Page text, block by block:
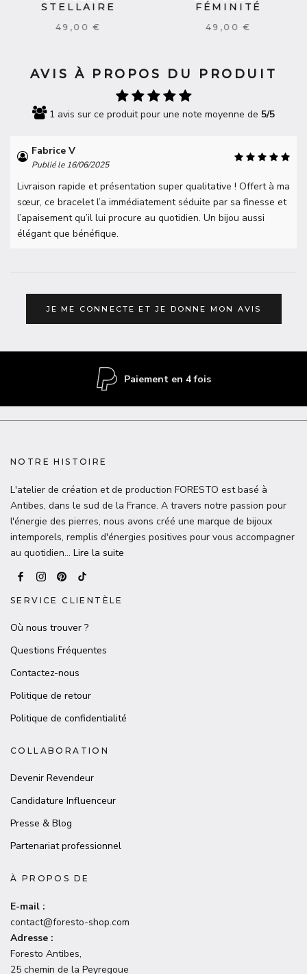
STELLAIRE
49,00 €
FÉMINITÉ
49,00 €
AVIS À PROPOS DU PRODUIT
1 avis sur ce produit pour une note moyenne de 5/5
Fabrice V
Publié le 16/06/2025
Livraison rapide et présentation super qualitative ! Offert à ma
sœur, ce bracelet l’a immédiatement séduite par sa finesse et
l’apaisement qu’il lui procure au quotidien. Un bijou aussi
élégant que bénéfique.
JE ME CONNECTE ET JE DONNE MON AVIS
Paiement en 4 fois
NOTRE HISTOIRE
L'atelier de création et de production FORESTO est basé à
Antibes, dans le sud de la France. A travers notre passion pour
l'énergie des pierres, nous avons créé une marque de bijoux
intemporels, remplis d'énergies positives pour vous accompagner
au quotidien… Lire la suite
SERVICE CLIENTÈLE
Où nous trouver ?
Questions Fréquentes
Contactez-nous
Politique de retour
Politique de confidentialité
COLLABORATION
Devenir Revendeur
Candidature Influenceur
Presse & Blog
Partenariat professionnel
À PROPOS DE
E-mail :
contact@foresto-shop.com
Adresse :
Foresto Antibes,
25 chemin de la Peyregoue